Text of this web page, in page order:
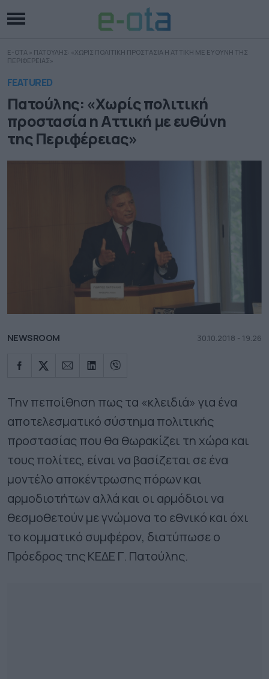
E-OTA » ΠΑΤΟΥΛΗΣ: «ΧΩΡΙΣ ΠΟΛΙΤΙΚΗ ΠΡΟΣΤΑΣΙΑ Η ΑΤΤΙΚΗ ΜΕ ΕΥΘΥΝΗ ΤΗΣ
ΠΕΡΙΦΕΡΕΙΑΣ»
FEATURED
Πατούλης: «Χωρίς πολιτική
προστασία η Αττική με ευθύνη
της Περιφέρειας»
NEWSROOM 30.10.2018 - 19.26
Την πεποίθηση πως τα «κλειδιά» για ένα
αποτελεσματικό σύστημα πολιτικής
προστασίας που θα θωρακίζει τη χώρα και
τους πολίτες, είναι να βασίζεται σε ένα
μοντέλο αποκέντρωσης πόρων και
αρμοδιοτήτων αλλά και οι αρμόδιοι να
θεσμοθετούν με γνώμονα το εθνικό και όχι
το κομματικό συμφέρον, διατύπωσε ο
Πρόεδρος της ΚΕΔΕ Γ. Πατούλης.